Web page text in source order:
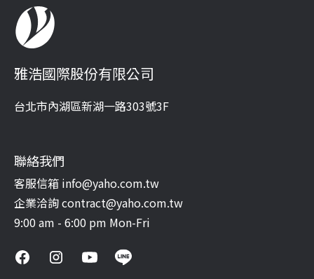
雅浩國際股份有限公司
台北市內湖區新湖一路303號3F
聯絡我們
客服信箱 info@yaho.com.tw
企業洽詢 contract@yaho.com.tw
9:00 am - 6:00 pm Mon-Fri